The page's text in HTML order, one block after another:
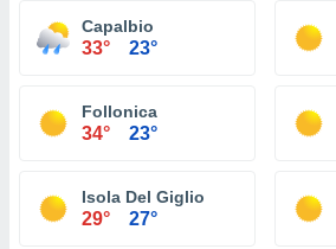
Capalbio
33° 23°
Follonica
34° 23°
Isola Del Giglio
29° 27°